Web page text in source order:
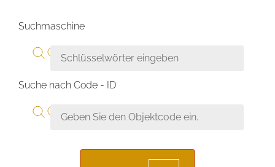
Suchmaschine
Suche nach Code - ID